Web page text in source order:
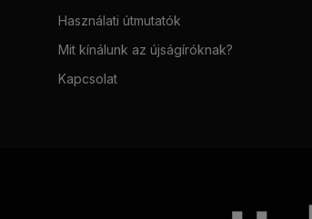
Használati útmutatók
Mit kínálunk az újságíróknak?
Kapcsolat